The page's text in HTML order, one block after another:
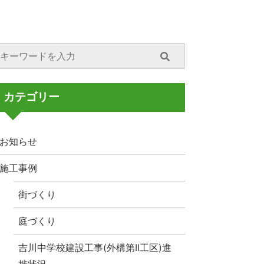
カテゴリー
お知らせ
施工事例
街づくり
庭づくり
吉川中学校建設工事(外構第Ⅱ工区)進